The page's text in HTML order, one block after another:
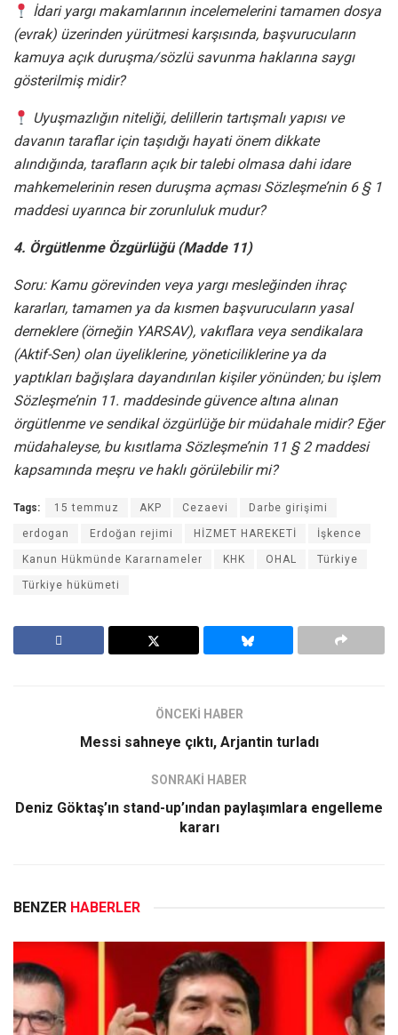
İdari yargı makamlarının incelemelerini tamamen dosya
(evrak) üzerinden yürütmesi karşısında, başvurucuların
kamuya açık duruşma/sözlü savunma haklarına saygı
gösterilmiş midir?
Uyuşmazlığın niteliği, delillerin tartışmalı yapısı ve
davanın taraflar için taşıdığı hayati önem dikkate
alındığında, tarafların açık bir talebi olmasa dahi idare
mahkemelerinin resen duruşma açması Sözleşme’nin 6 § 1
maddesi uyarınca bir zorunluluk mudur?
4. Örgütlenme Özgürlüğü (Madde 11)
Soru: Kamu görevinden veya yargı mesleğinden ihraç
kararları, tamamen ya da kısmen başvurucuların yasal
derneklere (örneğin YARSAV), vakıflara veya sendikalara
(Aktif-Sen) olan üyeliklerine, yöneticiliklerine ya da
yaptıkları bağışlara dayandırılan kişiler yönünden; bu işlem
Sözleşme’nin 11. maddesinde güvence altına alınan
örgütlenme ve sendikal özgürlüğe bir müdahale midir? Eğer
müdahaleyse, bu kısıtlama Sözleşme’nin 11 § 2 maddesi
kapsamında meşru ve haklı görülebilir mi?
Tags: 15 temmuz AKP Cezaevi Darbe girişimi
erdogan Erdoğan rejimi HİZMET HAREKETİ İşkence
Kanun Hükmünde Kararnameler KHK OHAL Türkiye
Türkiye hükümeti
ÖNCEKİ HABER
Messi sahneye çıktı, Arjantin turladı
SONRAKİ HABER
Deniz Göktaş’ın stand-up’ından paylaşımlara engelleme
kararı
BENZER HABERLER